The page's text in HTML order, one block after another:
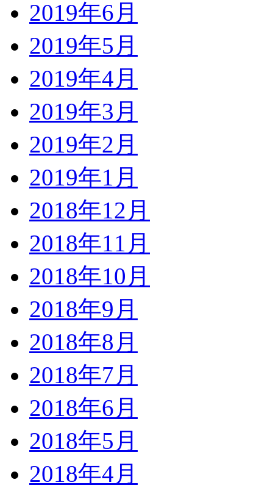
2019年6月
2019年5月
2019年4月
2019年3月
2019年2月
2019年1月
2018年12月
2018年11月
2018年10月
2018年9月
2018年8月
2018年7月
2018年6月
2018年5月
2018年4月